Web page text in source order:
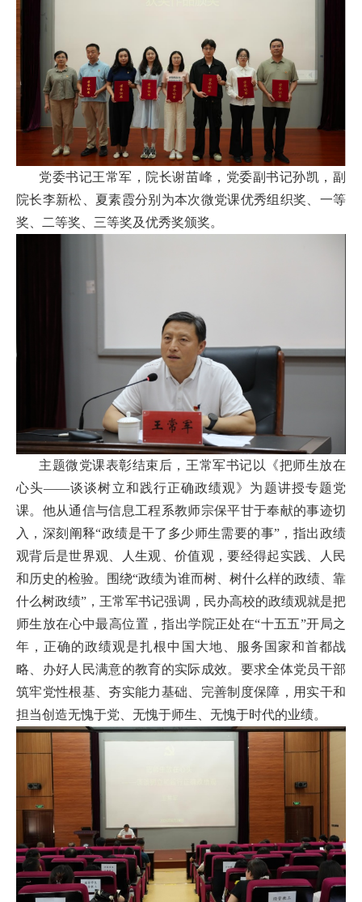
党委书记王常军，院长谢苗峰，党委副书记孙凯，副
院长李新松、夏素霞分别为本次微党课优秀组织奖、一等
奖、二等奖、三等奖及优秀奖颁奖。
主题微党课表彰结束后，王常军书记以《把师生放在
心头——谈谈树立和践行正确政绩观》为题讲授专题党
课。他从通信与信息工程系教师宗保平甘于奉献的事迹切
入，深刻阐释“政绩是干了多少师生需要的事”，指出政绩
观背后是世界观、人生观、价值观，要经得起实践、人民
和历史的检验。围绕“政绩为谁而树、树什么样的政绩、靠
什么树政绩”，王常军书记强调，民办高校的政绩观就是把
师生放在心中最高位置，指出学院正处在“十五五”开局之
年，正确的政绩观是扎根中国大地、服务国家和首都战
略、办好人民满意的教育的实际成效。要求全体党员干部
筑牢党性根基、夯实能力基础、完善制度保障，用实干和
担当创造无愧于党、无愧于师生、无愧于时代的业绩。